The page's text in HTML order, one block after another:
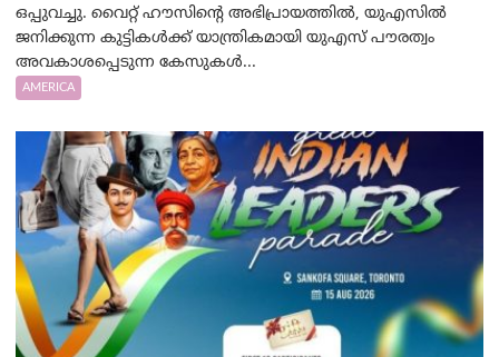
ഒപ്പുവച്ചു. വൈറ്റ് ഹൗസിന്റെ അഭിപ്രായത്തിൽ, യുഎസിൽ
ജനിക്കുന്ന കുട്ടികൾക്ക് യാന്ത്രികമായി യുഎസ് പൗരത്വം
അവകാശപ്പെടുന്ന കേസുകൾ...
AMERICA